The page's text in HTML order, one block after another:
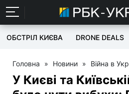
ОБСТРІЛ КИЄВА DRONE DEALS
Головна » Новини » Війна в
У Києві та